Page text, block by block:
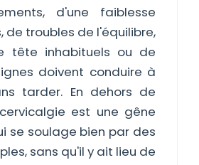
d'une faiblesse
de troubles de l'équilibre,
tête inhabituels ou de
doivent conduire à
tarder. En dehors de
est une gêne
se soulage bien par des
sans qu'il y ait lieu de